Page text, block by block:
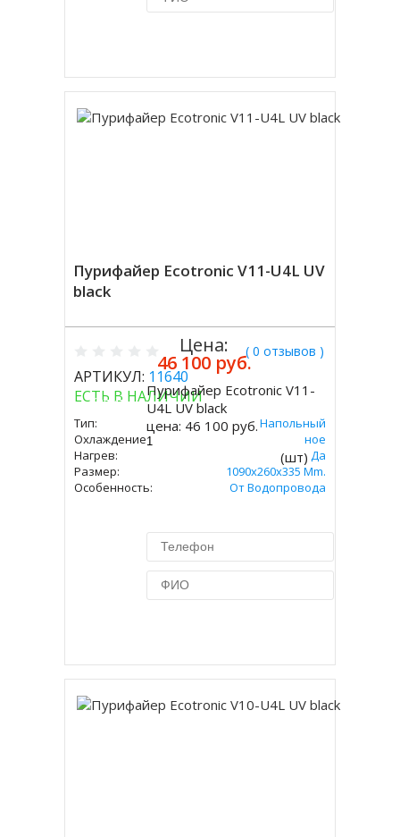
Пурифайер Ecotronic V11-U4L UV
black
( 0 отзывов )
АРТИКУЛ: 11640
ЕСТЬ В НАЛИЧИИ
Тип:
Напольный
Охлаждение:
Компрессорное
Нагрев:
Да
Размер:
1090x260x335 Mm.
Особенность:
От Водопровода
Цена:
46 100 руб.
Купить
Пурифайер Ecotronic V11-
U4L UV black
цена: 46 100 руб.
(шт)